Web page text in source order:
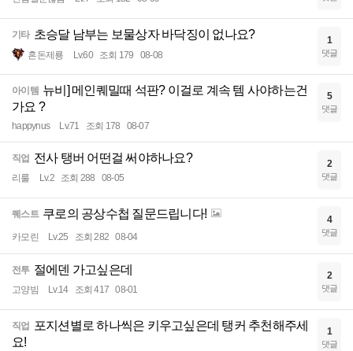
기타 초승달 남부는 보물상자 바닥징이 없나요?
혼돈제룡 Lv.60 조회 179 08-08
1
댓글
아이템 뉴비] 메인퀘밀때 석판? 이걸로 계속 템 사야하는건
가요 ?
happynus Lv.71 조회 178 08-07
5
댓글
직업 전사 탱버 어떤걸 써야하나요?
리룰 Lv.2 조회 288 08-05
2
댓글
퀘스트 쿠로의 공상수첩 질문드립니다!
카모린 Lv.25 조회 282 08-04
4
댓글
전투 절에덴 가고싶은데
고양빔 Lv.14 조회 417 08-01
2
댓글
직업
포지션별로 하나씩은 키우고싶은데 탱커 추천해주세
요!
1
댓글